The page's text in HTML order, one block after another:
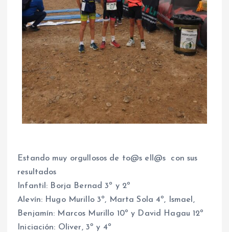
Estando muy orgullosos de to@s ell@s con sus
resultados
Infantil: Borja Bernad 3º y 2º
Alevín: Hugo Murillo 3º, Marta Sola 4º, Ismael,
Benjamín: Marcos Murillo 10º y David Hagau 12º
Iniciación: Oliver, 3º y 4º